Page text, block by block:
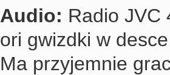
Audio: Radio JVC
ori gwizdki w
Ma przyjemnie